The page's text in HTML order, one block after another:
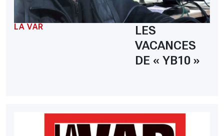
LA VAR
LES
VACANCES
DE « YB10 »